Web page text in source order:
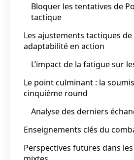
Bloquer les tentatives de
tactique
Les ajustements tactiques
adaptabilité en action
L’impact de la fatigue sur
Le point culminant : la
cinquième round
Analyse des derniers
Enseignements clés du
Perspectives futures dans